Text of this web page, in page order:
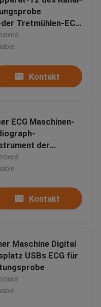
Tretmühlen-ECG
Kontakt
ECG Maschinen-
der
IOS
Kontakt
Maschine Digital
USBs ECG für